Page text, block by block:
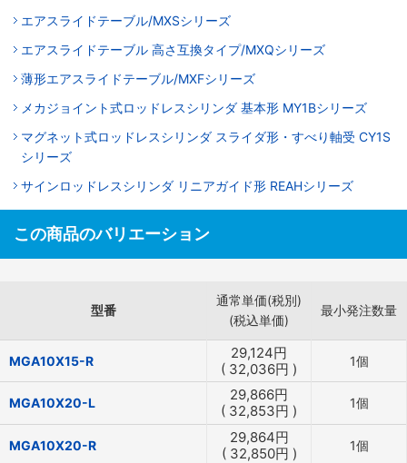
エアスライドテーブル/MXSシリーズ
エアスライドテーブル 高さ互換タイプ/MXQシリーズ
薄形エアスライドテーブル/MXFシリーズ
メカジョイント式ロッドレスシリンダ 基本形 MY1Bシリーズ
マグネット式ロッドレスシリンダ スライダ形・すべり軸受 CY1S
シリーズ
サインロッドレスシリンダ リニアガイド形 REAHシリーズ
この商品のバリエーション
型番
通常単価(税別)
(税込単価)
最小発注数量
MGA10X15-R 29,124円
( 32,036円 ) 1個
MGA10X20-L 29,866円
( 32,853円 ) 1個
MGA10X20-R 29,864円
( 32,850円 ) 1個